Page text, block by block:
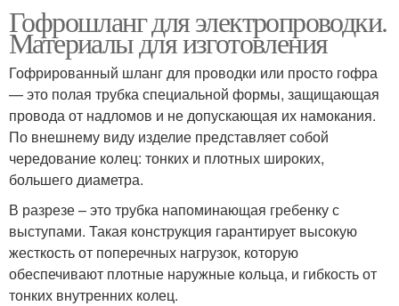
Гофрошланг для электропроводки.
Материалы для изготовления
Гофрированный шланг для проводки или просто гофра
— это полая трубка специальной формы, защищающая
провода от надломов и не допускающая их намокания.
По внешнему виду изделие представляет собой
чередование колец: тонких и плотных широких,
большего диаметра.
В разрезе – это трубка напоминающая гребенку с
выступами. Такая конструкция гарантирует высокую
жесткость от поперечных нагрузок, которую
обеспечивают плотные наружные кольца, и гибкость от
тонких внутренних колец.